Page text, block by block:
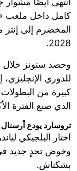
كامل داخل ملعب
المخضرم إلى إنتر
2028.
وحصد ستونز
للدوري
كبيرة من
الذي صنع الفترة
تروسارد يودع
اختار البلجيكي
وخوض تحدٍ جديد في
بشكتاش.